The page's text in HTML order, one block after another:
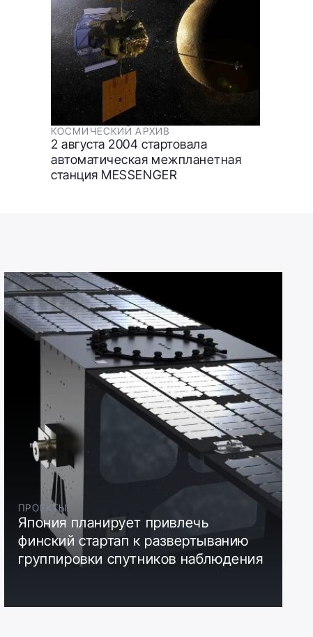
КОСМИЧЕСКИЙ АРХИВ
2 августа 2004 стартовала
автоматическая межпланетная
станция MESSENGER
ПРОЕКТЫ
Япония планирует привлечь
финский стартап к развертыванию
группировки спутников наблюдения